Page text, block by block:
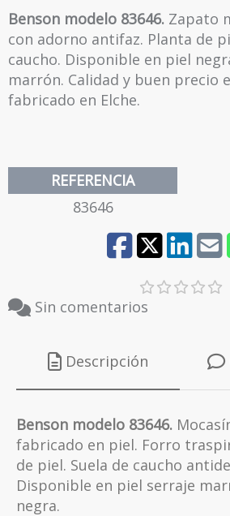
PIEL SERRAJE
Benson modelo 83646. Zapato
con adorno antifaz. Planta de
caucho. Disponible en piel
marrón. Calidad y buen precio
fabricado en Elche.
REFERENCIA
83646
Sin comentarios
Descripción
Benson modelo 83646.
fabricado en piel. Forro
de piel. Suela de caucho
Disponible en piel serraje
negra.